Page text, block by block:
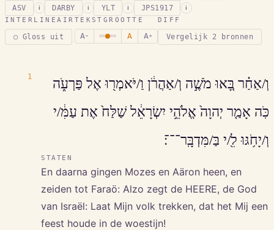
ASV i DARBY i YLT i JPS1917 i
INTERLINEAIR
○ Gloss uit
TEKSTGROOTTE
A− A A+
DIFF
Vergelijk 2 bronnen
1
וְ/אַחַ֗ר בָּ֚אוּ מֹשֶׁ֣ה וְ/אַהֲרֹ֔ן וַ/יֹּאמְר֖וּ אֶל פַּרְעֹ֑ה
כֹּֽה אָמַ֤ר יְהוָה֙ אֱלֹהֵ֣י יִשְׂרָאֵ֔ל שַׁלַּח֙ אֶת עַמִּ֔/י
וְ/יָחֹ֥גּוּ לִ֖/י בַּ/מִּדְבָּֽר־־־׃
STATEN
En daarna gingen Mozes en Aäron heen, en
zeiden tot Faraö: Alzo zegt de HEERE, de God
van Israël: Laat Mijn volk trekken, dat het Mij een
feest houde in de woestijn!